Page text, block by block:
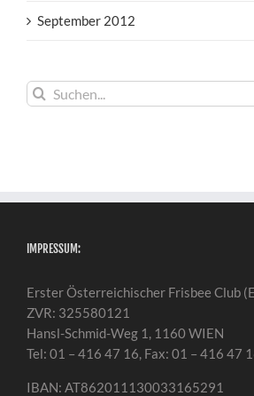
September 2012
Suche
nach:
IMPRESSUM:
Erster Österreichischer Frisbee Club
ZVR: 325580121
Hansl-Schmid-Weg 1, 1160 WIEN
Tel: 01 – 416 47 16, Fax: 01 – 416 47
IBAN: AT862011130033165291